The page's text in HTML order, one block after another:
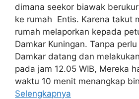
dimana seekor biawak
ke rumah Entis. Karena takut
rumah melaporkan kepada
Damkar Kuningan. Tanpa
Damkar datang dan
pada jam 12.05 WIB, Mereka
waktu 10 menit menangkap
Selengkapnya